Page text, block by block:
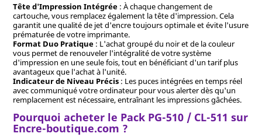
Tête d'Impression Intégrée: À chaque changement de
cartouche, vous remplacez également la tête d'impression. Cela
garantit une qualité de jet d'encre toujours optimale et évite l'usure
prématurée de votre imprimante.
Format Duo Pratique: L'achat groupé du noir et de la couleur
vous permet de renouveler l'intégralité de votre système
d'impression en une seule fois, tout en bénéficiant d'un tarif plus
avantageux que l'achat à l'unité.
Indicateur de Niveau Précis: Les puces intégrées en temps réel
avec communiqué votre ordinateur pour vous alerter dès qu'un
remplacement est nécessaire, entraînant les impressions gâchées.
Pourquoi acheter le Pack PG-510 / CL-511 sur
Encre-boutique.com ?